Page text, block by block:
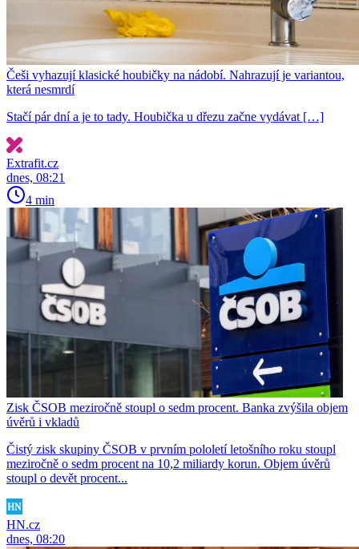
Češi vyhazují klasické houbičky na nádobí. Nahrazují je variantou,
která nesmrdí
Stačí pár dní a je to tady. Houbička u dřezu začne vydávat […]
Extrafit.cz
dnes, 08:21
4 min
Zisk ČSOB meziročně stoupl o sedm procent. Banka zvýšila objem
úvěrů i vkladů
Čistý zisk skupiny ČSOB v prvním pololetí letošního roku stoupl
meziročně o sedm procent na 10,2 miliardy korun. Objem úvěrů
stoupl o devět procent...
HN.cz
dnes, 08:20